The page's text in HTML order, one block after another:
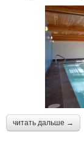
читать дальше →